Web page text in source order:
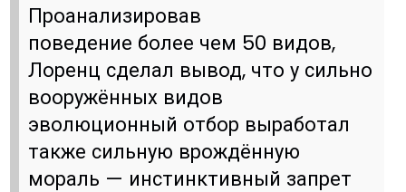
Проанализировав
поведение более чем 50 видов,
Лоренц сделал вывод, что у сильно
вооружённых видов
эволюционный отбор выработал
также сильную врождённую
мораль — инстинктивный запрет